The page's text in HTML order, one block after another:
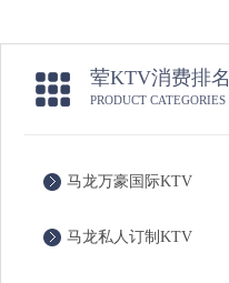
荤KTV消费排名
PRODUCT CATEGORIES
马龙万豪国际KTV
马龙私人订制KTV